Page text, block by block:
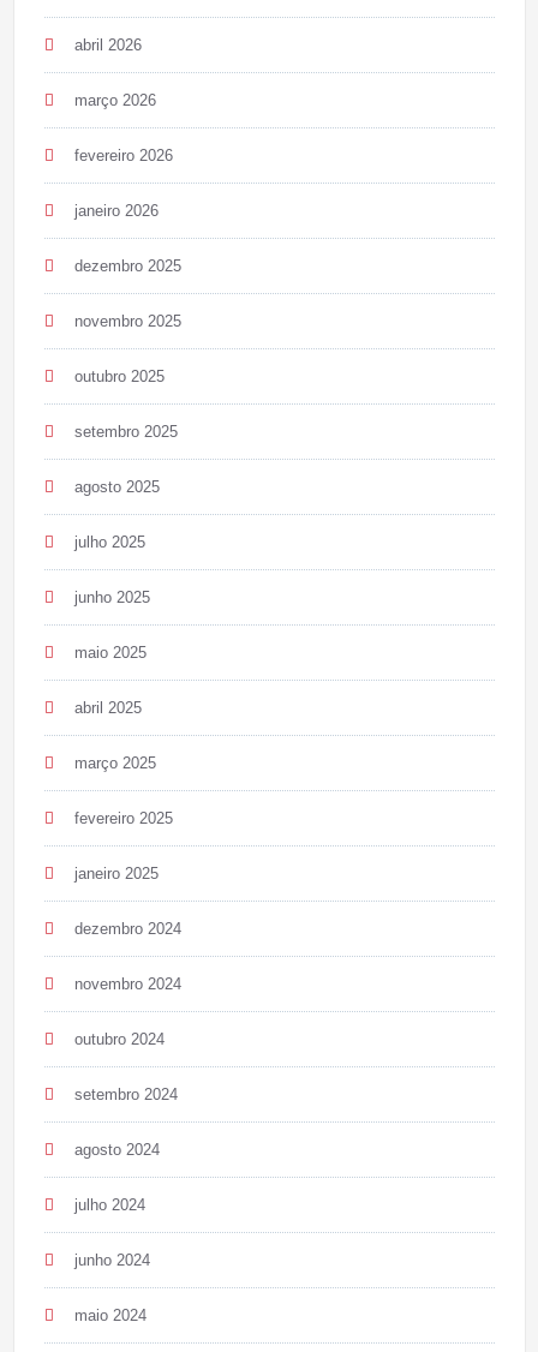
abril 2026
março 2026
fevereiro 2026
janeiro 2026
dezembro 2025
novembro 2025
outubro 2025
setembro 2025
agosto 2025
julho 2025
junho 2025
maio 2025
abril 2025
março 2025
fevereiro 2025
janeiro 2025
dezembro 2024
novembro 2024
outubro 2024
setembro 2024
agosto 2024
julho 2024
junho 2024
maio 2024